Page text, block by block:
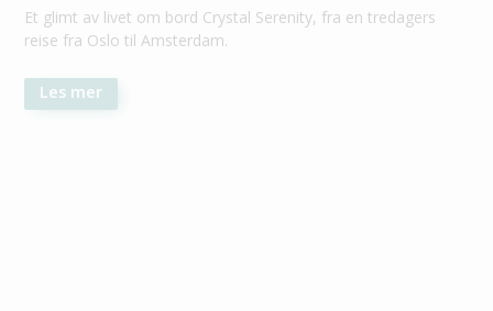
Et glimt av livet om bord Crystal Serenity, fra en tredagers
reise fra Oslo til Amsterdam.
Les mer